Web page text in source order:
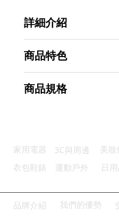
詳細介紹
商品特色
香氣療癒：洗澡也能放
商品規格
主要材質：橄欖油
商品尺寸：9*5*4cm
產地名稱：中國大陸
代理商：亞桓有限公司
家用電器 3C與周邊 美妝
衣包鞋錶
運動戶外 日
品牌介紹 我們的優勢